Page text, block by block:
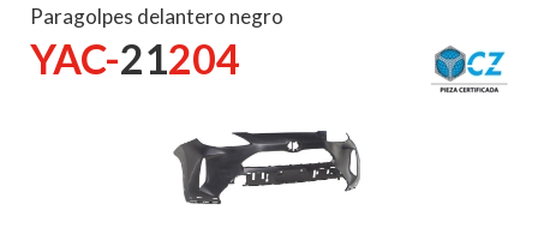
Paragolpes delantero negro
YAC-21204